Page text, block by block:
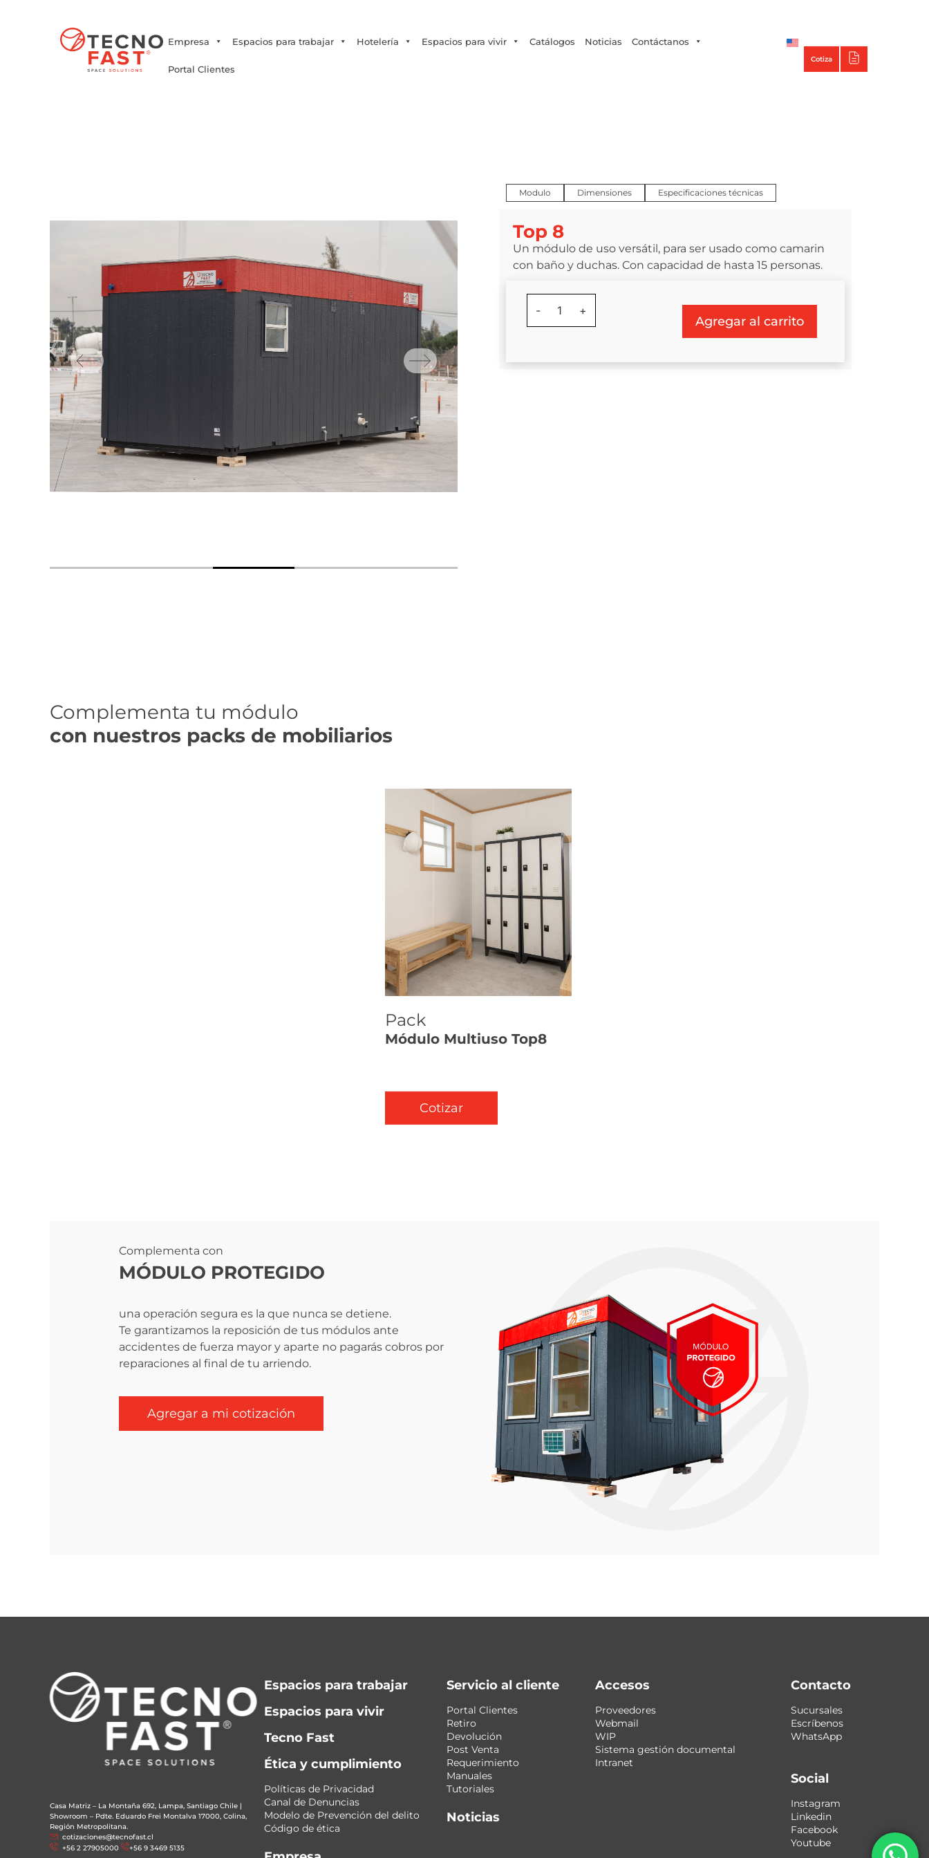
Empresa Espacios para trabajar Hotelería Espacios para vivir Catálogos Noticias Contáctanos
Portal Clientes
Cotiza
Inicio Baños Modulares/Camarines / Sala de Cambio
Modulo Dimensiones Especificaciones técnicas
Top 8
Un módulo de uso versátil, para ser usado como camarin
con baño y duchas. Con capacidad de hasta 15 personas.
- 1 +
Agregar al carrito
Complementa tu módulo
con nuestros packs de mobiliarios
Pack
Módulo Multiuso Top8
Cotizar
Complementa con
MÓDULO PROTEGIDO
una operación segura es la que nunca se detiene.
Te garantizamos la reposición de tus módulos ante
accidentes de fuerza mayor y aparte no pagarás cobros por
reparaciones al final de tu arriendo.
Agregar a mi cotización
Casa Matriz – La Montaña 692, Lampa, Santiago Chile |
Showroom – Pdte. Eduardo Frei Montalva 17000, Colina,
Región Metropolitana.
cotizaciones@tecnofast.cl
+56 2 27905000
+56 9 3469 5135
Espacios para trabajar
Espacios para vivir
Tecno Fast
Ética y cumplimiento
Políticas de Privacidad
Canal de Denuncias
Modelo de Prevención del delito
Código de ética
Servicio al cliente
Portal Clientes
Retiro
Devolución
Post Venta
Requerimiento
Manuales
Tutoriales
Noticias
Accesos
Proveedores
Webmail
WIP
Sistema gestión documental
Intranet
Contacto
Sucursales
Escríbenos
WhatsApp
Social
Instagram
Linkedin
Facebook
Youtube